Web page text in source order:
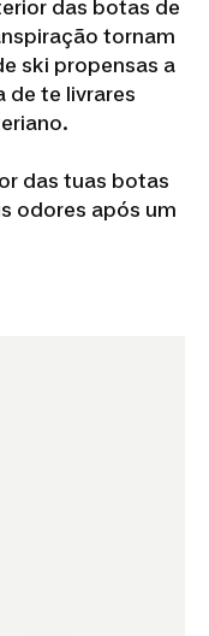
das botas de
tornam
ski propensas a
de te livrares
das tuas botas
odores após um